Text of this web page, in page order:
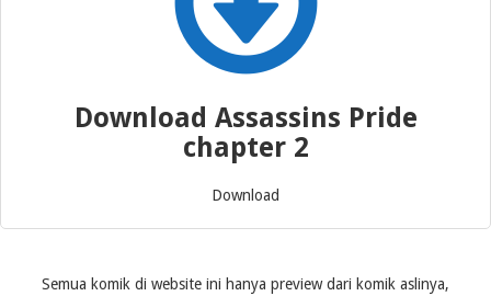
Download Assassins Pride
chapter 2
Download
Semua komik di website ini hanya preview dari komik aslinya,